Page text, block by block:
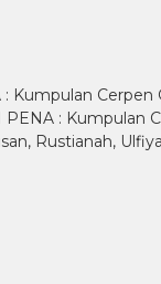
Kumpulan Cerpen
:
Rustianah,